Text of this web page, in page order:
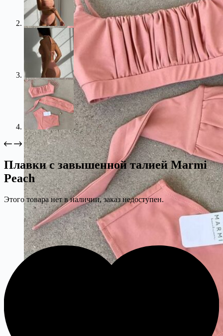
Плавки с завышенной талией Marmi
Peach
Этого товара нет в наличии, заказ недоступен.